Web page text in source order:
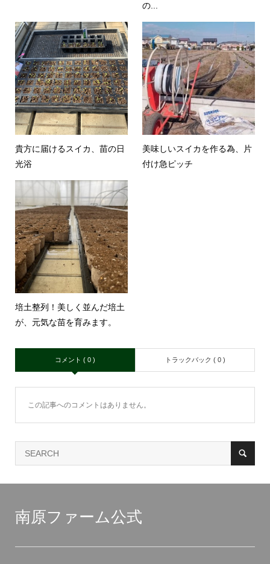
の...
貴方に届けるスイカ、苗の日
光浴
美味しいスイカを作る為、片
付け急ピッチ
培土整列！美しく並んだ培土
が、元気な苗を育みます。
コメント ( 0 ) トラックバック ( 0 )
この記事へのコメントはありません。
南原ファーム公式